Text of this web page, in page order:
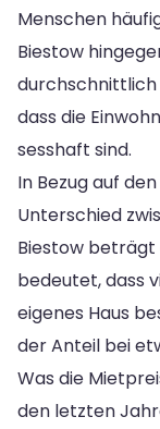
Menschen
Biestow
durchschnittlich
dass die
sesshaft sind.
In Bezug auf
Unterschied
Biestow beträgt
bedeutet, dass
eigenes Haus
der Anteil bei
Was die
den letzten